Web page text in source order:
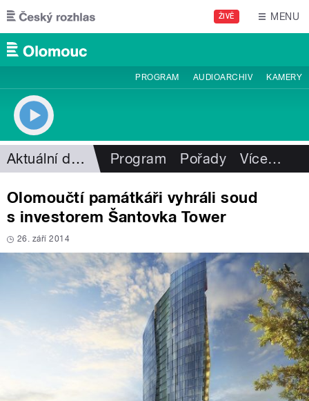
Přejít k hlavnímu obsahu
ŽIVĚ MENU
PROGRAM AUDIOARCHIV KAMERY
Aktuální dění Program Pořady Více…
Olomoučtí památkáři vyhráli soud
s investorem Šantovka Tower
26. září 2014